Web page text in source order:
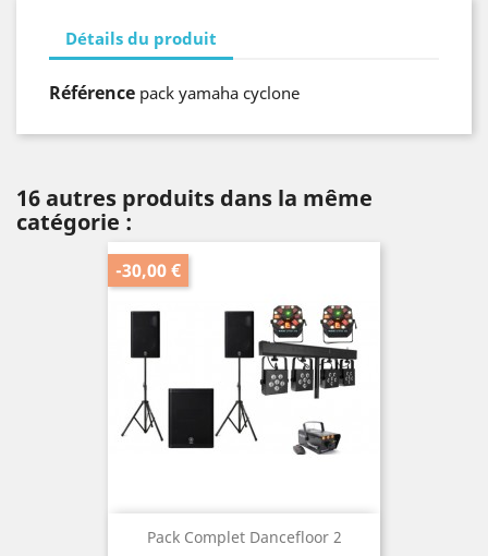
Détails du produit
Référence pack yamaha cyclone
16 autres produits dans la même
catégorie :
Pack Complet Dancefloor 2
-30,00 €